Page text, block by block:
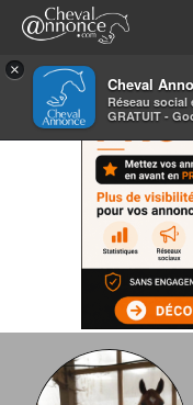
×
Cheval
Réseau
GRATUIT -